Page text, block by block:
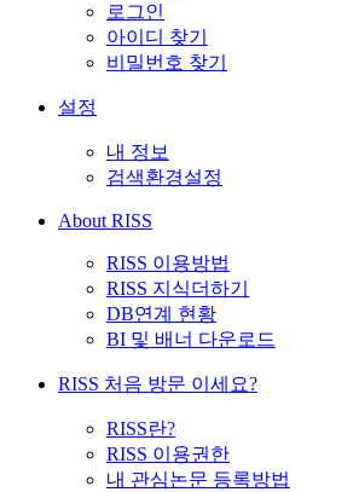
로그인
아이디 찾기
비밀번호 찾기
설정
내 정보
검색환경설정
About RISS
RISS 이용방법
RISS 지식더하기
DB연계 현황
BI 및 배너 다운로드
RISS 처음 방문 이세요?
RISS란?
RISS 이용권한
내 관심논문 등록방법